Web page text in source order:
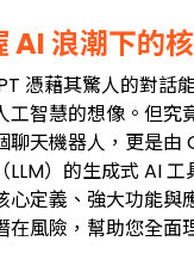
AI 浪潮下的核
憑藉其驚人的對話
工智慧的想像。但究
聊天機器人，更是由
LLM）的生成式 AI
定義、強大功能與
在風險，幫助您全面